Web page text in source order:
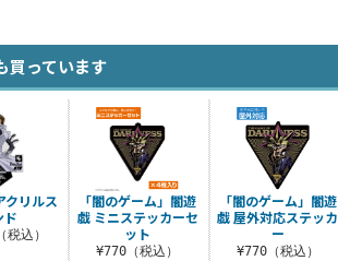
買っています
「闇のゲーム」闇遊
戯 ミニステッカーセ
ット
¥770（税込）
「闇のゲーム」闇遊
戯 屋外対応ステッカ
ー
¥770（税込）
クリルス
ド
込）